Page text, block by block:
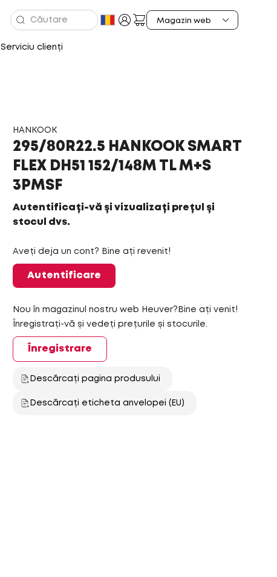
Serviciu clienți
HANKOOK
295/80R22.5 HANKOOK SMART
FLEX DH51 152/148M TL M+S
3PMSF
Autentificați-vă și vizualizați prețul și
stocul dvs.
Aveți deja un cont? Bine ați revenit!
Autentificare
Nou în magazinul nostru web Heuver?Bine ați venit!
Înregistrați-vă și vedeți prețurile și stocurile.
Înregistrare
Descărcați pagina produsului
Descărcați eticheta anvelopei (EU)